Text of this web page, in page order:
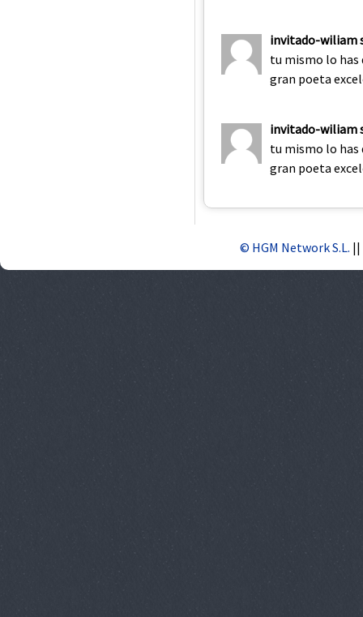
invitado-wiliam
tu mismo lo
gran poeta
invitado-wiliam
tu mismo lo
gran poeta
© HGM Network S.L. ||